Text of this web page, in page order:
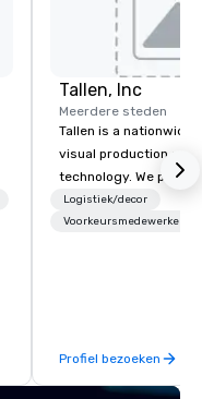
Tallen, Inc
Meerdere steden
Tallen is a nationwide
visual production and
technology. We
solutions — from
state-of-the-art
while helping clients
costs. Trusted by top
Logistiek/decor
Voorkeursmedewerkers
Profiel bezoeken